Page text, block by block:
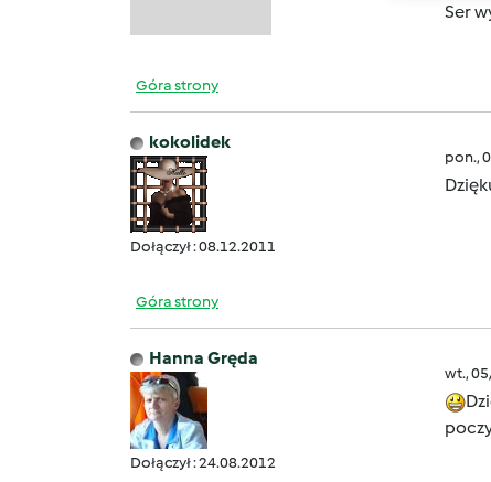
Ser
Góra strony
kokolidek
Dołączył : 08.12.2011
pon.,
Góra strony
Hanna Gręda
Dołączył : 24.08.2012
wt.,